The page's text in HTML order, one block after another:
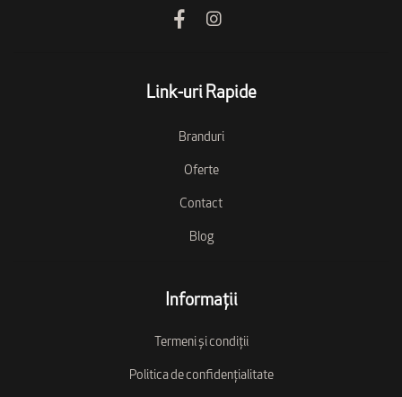
Link-uri Rapide
Branduri
Oferte
Contact
Blog
Informații
Termeni și condiții
Politica de confidențialitate